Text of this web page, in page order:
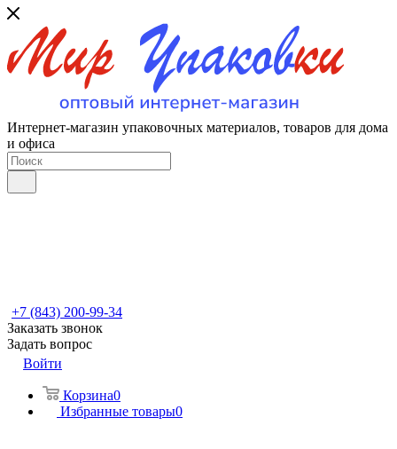
Интернет-магазин упаковочных материалов, товаров для дома
и офиса
+7 (843) 200-99-34
Заказать звонок
Задать вопрос
Войти
Корзина0
Избранные товары0